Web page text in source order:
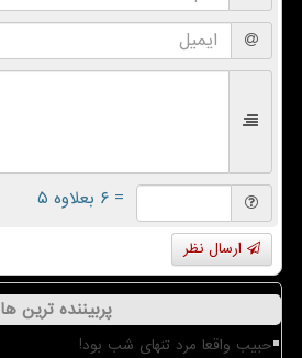
= ۶ بعلاوه ۵
ارسال نظر
پربیننده ترین ها
حبیب واقعا مرد تنهای شب بود!